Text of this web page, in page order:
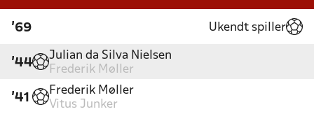
'69 Ukendt spiller
'44
Julian da Silva Nielsen
Frederik Møller
'41
Frederik Møller
Vitus Junker